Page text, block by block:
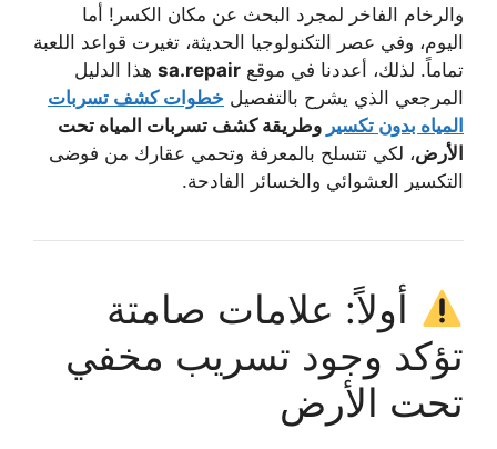
والرخام الفاخر لمجرد البحث عن مكان الكسر! أما
اليوم، وفي عصر التكنولوجيا الحديثة، تغيرت قواعد اللعبة
تماماً. لذلك، أعددنا في موقع sa.repair هذا الدليل
المرجعي الذي يشرح بالتفصيل خطوات كشف تسربات
المياه بدون تكسير وطريقة كشف تسربات المياه تحت
الأرض، لكي تتسلح بالمعرفة وتحمي عقارك من فوضى
التكسير العشوائي والخسائر الفادحة.
أولاً: علامات صامتة
تؤكد وجود تسريب مخفي
تحت الأرض